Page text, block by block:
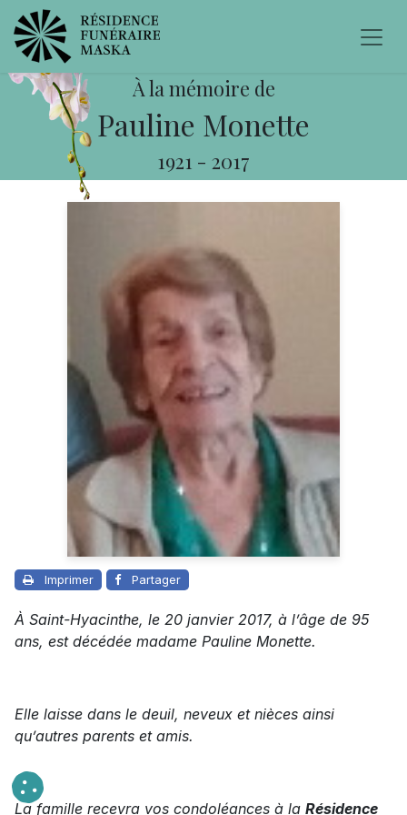
À la mémoire de
Pauline Monette
1921 - 2017
Imprimer Partager
À Saint-Hyacinthe, le 20 janvier 2017, à l’âge de 95
ans, est décédée madame Pauline Monette.
Elle laisse dans le deuil, neveux et nièces ainsi
qu’autres parents et amis.
La famille recevra vos condoléances à la Résidence